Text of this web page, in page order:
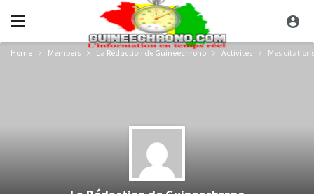
Home Members La Rédaction de Guineechrono Activités Mes citations